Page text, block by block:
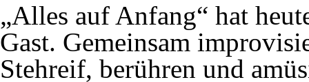
„Alles auf Anfang“ hat
Gast. Gemeinsam
Stehreif, berühren und